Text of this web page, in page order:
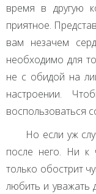
время в другую
приятное.
вам незачем
необходимо для
не с обидой на
настроении.
воспользоваться
Но если уж
после него. Ни к
только обострит
любить и уважать